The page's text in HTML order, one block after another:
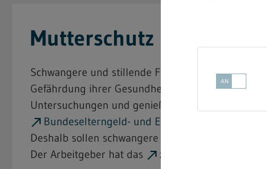
Mutterschutz
Schwangere und stillende Frauen dürfen nach dem
Gefährdung ihrer Gesundheit oder der ihrer
Untersuchungen und genießen
Bundeselterngeld- und Elternzeitgesetz
Deshalb sollen schwangere Frauen, sobald
Der Arbeitgeber hat das
zuständige